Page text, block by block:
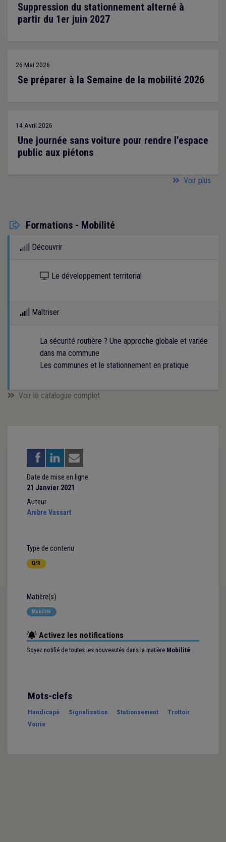
Suppression du stationnement alterné à
partir du 1er juin 2027
26 Mai 2026
Se préparer à la Semaine de la mobilité 2026
14 Avril 2026
Une journée sans voiture pour rendre l’espace
public aux piétons
Voir plus
 Formations - Mobilité
Découvrir
Kit numérique gratuit
Le développement territorial
Maîtriser
La sécurité routière ? Une approche globale et variée
dans ma commune
Les communes et le stationnement en pratique
Voir le catalogue complet
Date de mise en ligne
21 Janvier 2021
Auteur
Ambre Vassart
Type de contenu
Q/R
Matière(s)
Mobilité
Activez les notifications
Soyez notifié de toutes les nouveautés dans la matière Mobilité
Mots-clefs
Handicapé Signalisation Stationnement
Trottoir
Voirie